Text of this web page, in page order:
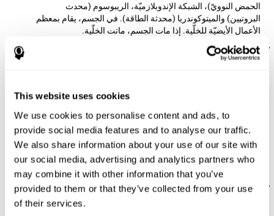
This website uses cookies
We use cookies to personalise content and ads, to
provide social media features and to analyse our traffic.
We also share information about your use of our site with
our social media, advertising and analytics partners who
may combine it with other information that you’ve
provided to them or that they’ve collected from your use
of their services.
الحمض النوويّ)، الشبكة الإندوبلازميّة، الريبوسوم (محدث
البروتيين) والميتوكوندريا (محدثة الطاقة). في الجسم، يقام بمعظم
الأعمال الأيضيّة للخلّية. إذا مات الجسم، ماتت الخلّية.
المحاور العصبيّة (3)
ومنها طويلة جدّا (أكثر من متر واحد، وهي للأعصاب المحيطيّة عادة،
(لاسيّما الخلّايا العصبيّة المحرّكة والحواسّيّة) مغطّية بطبقة النخاعين
(4) التي تخفّف وتسهّل انتقال المعلومات. إذا احتوى المحاور
العصبيّة نخاعين كثير، وصل السائل العصبيّ أقوى.الخلّايا العصبيّة
بأكثر نخاعين هي الخلّايا المحيطيّة (الخلّايا العصبيّة المحرّكة
والحواسّيّة) وتجري المعلومات فيها بطرق أطول.
الزوائد الشجريّة: هي أطراف عصبيّة تخرج من الجسم الخلويّ
وتتفرّع بشكل الشجر. تكوّن الزوائد الشجريّة العنصر الرائسيّ
لوصول المعلومات (العنصر بعد الاشتباك) وهي تسمح الاتصال بين